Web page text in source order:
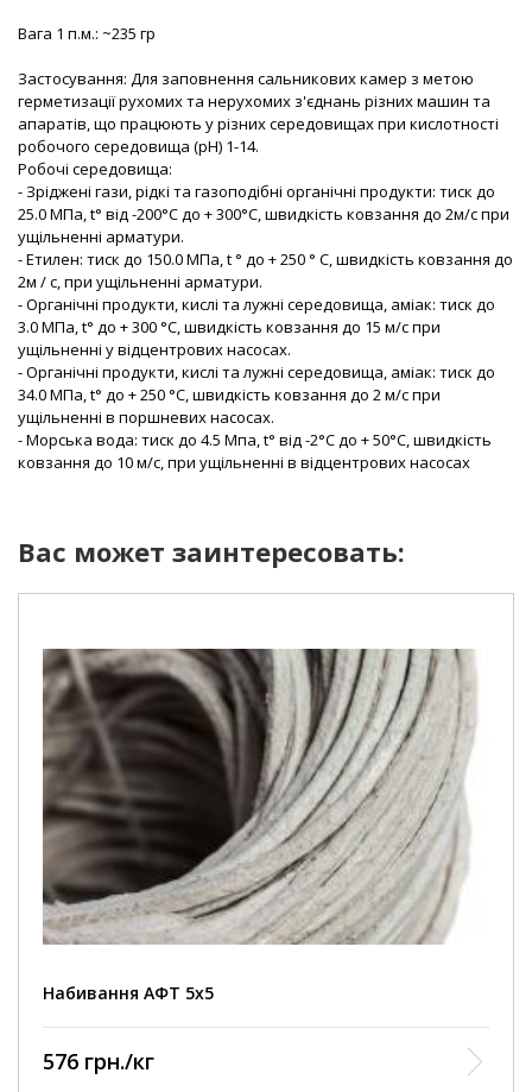
Вага 1 п.м.: ~235 гр
Застосування: Для заповнення сальникових камер з метою
герметизації рухомих та нерухомих з'єднань різних машин та
апаратів, що працюють у різних середовищах при кислотності
робочого середовища (pH) 1-14.
Робочі середовища:
- Зріджені гази, рідкі та газоподібні органічні продукти: тиск до
25.0 МПа, t° від -200°С до + 300°С, швидкість ковзання до 2м/с при
ущільненні арматури.
- Етилен: тиск до 150.0 МПа, t ° до + 250 ° С, швидкість ковзання до
2м / с, при ущільненні арматури.
- Органічні продукти, кислі та лужні середовища, аміак: тиск до
3.0 МПа, t° до + 300 °С, швидкість ковзання до 15 м/с при
ущільненні у відцентрових насосах.
- Органічні продукти, кислі та лужні середовища, аміак: тиск до
34.0 МПа, t° до + 250 °С, швидкість ковзання до 2 м/с при
ущільненні в поршневих насосах.
- Морська вода: тиск до 4.5 Мпа, t° від -2°С до + 50°С, швидкість
ковзання до 10 м/с, при ущільненні в відцентрових насосах
Вас может заинтересовать:
Набивання АФТ 5х5
576 грн./кг